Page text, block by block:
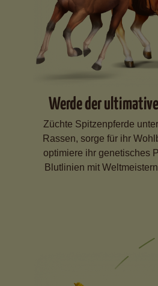
Werde der
Züchte Spitzenpferde
Rassen, sorge für ihr
optimiere ihr genetisches
Blutlinien mit